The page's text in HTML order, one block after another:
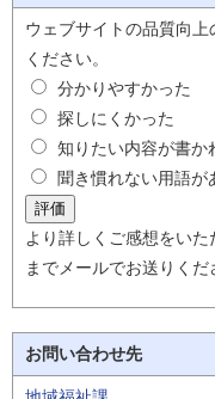
ウェブサイトの品質向
ください。
分かりやすかった
探しにくかった
知りたい内容が書か
聞き慣れない用語が
より詳しくご感想をいた
までメールでお送りくだ
お問い合わせ先